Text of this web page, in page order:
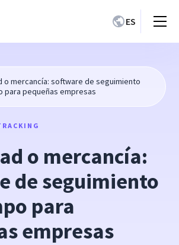
ES
o mercancía: software de seguimiento
para pequeñas empresas
o mercancía:
de seguimiento
para
empresas